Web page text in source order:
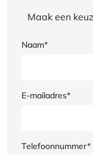
Naam*
E-mailadres*
Telefoonnummer*